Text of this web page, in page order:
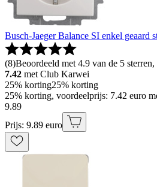
Busch-Jaeger Balance SI enkel geaard
(8)Beoordeeld met 4.9 van de 5
7.42 met Club Karwei
25% korting25% korting
25% korting, voordeelprijs: 7.42 euro
9.89
Prijs: 9.89 euro